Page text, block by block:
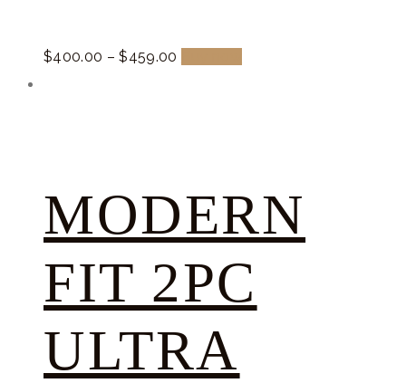
$400.00 –$459.00
MODERN
FIT 2PC
ULTRA